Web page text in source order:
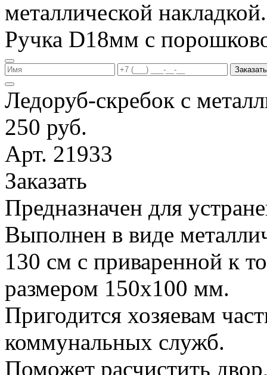
металлической
Ручка D18мм с
Заказать
Ледоруб-скребок с
250 руб.
Арт. 21933
Заказать
Предназначен для
Выполнен в виде
130 см с приваренной к
размером 150х100 мм.
Пригодится хозяевам
коммунальных служб.
Поможет расчистить